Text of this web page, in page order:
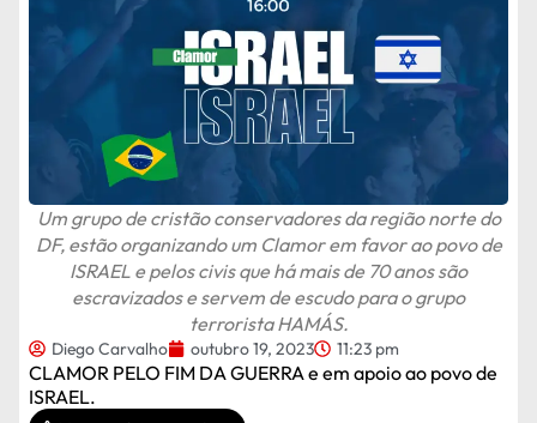
Um grupo de cristão conservadores da região norte do
DF, estão organizando um Clamor em favor ao povo de
ISRAEL e pelos civis que há mais de 70 anos são
escravizados e servem de escudo para o grupo
terrorista HAMÁS.
Diego Carvalho outubro 19, 2023 11:23 pm
CLAMOR PELO FIM DA GUERRA e em apoio ao povo de
ISRAEL.